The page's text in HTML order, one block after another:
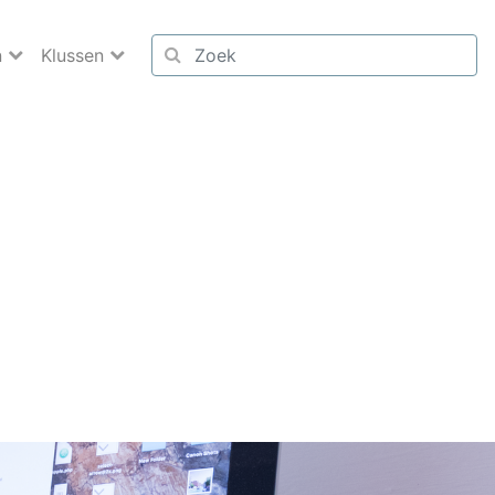
Klussen